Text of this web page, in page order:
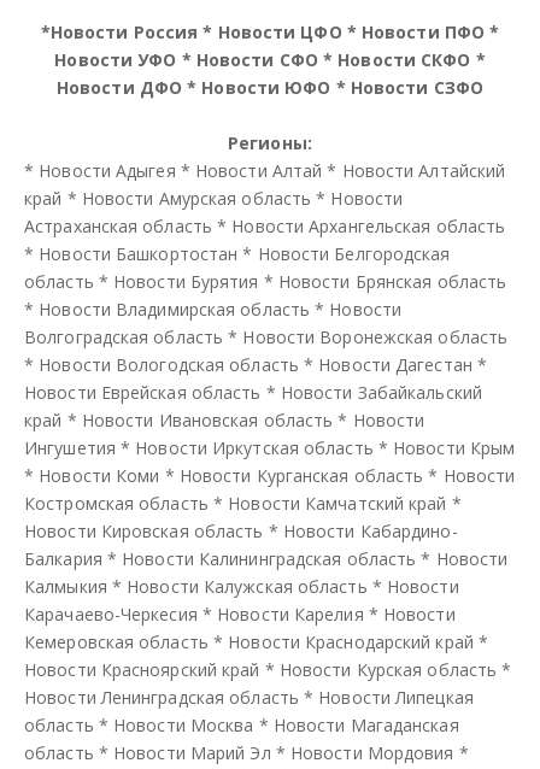
*Новости Россия * Новости ЦФО * Новости ПФО *
Новости УФО * Новости СФО * Новости СКФО *
Новости ДФО * Новости ЮФО * Новости СЗФО
Регионы:
* Новости Адыгея * Новости Алтай * Новости Алтайский
край * Новости Амурская область * Новости
Астраханская область * Новости Архангельская область
* Новости Башкортостан * Новости Белгородская
область * Новости Бурятия * Новости Брянская область
* Новости Владимирская область * Новости
Волгоградская область * Новости Воронежская область
* Новости Вологодская область * Новости Дагестан *
Новости Еврейская область * Новости Забайкальский
край * Новости Ивановская область * Новости
Ингушетия * Новости Иркутская область * Новости Крым
* Новости Коми * Новости Курганская область * Новости
Костромская область * Новости Камчатский край *
Новости Кировская область * Новости Кабардино-
Балкария * Новости Калининградская область * Новости
Калмыкия * Новости Калужская область * Новости
Карачаево-Черкесия * Новости Карелия * Новости
Кемеровская область * Новости Краснодарский край *
Новости Красноярский край * Новости Курская область *
Новости Ленинградская область * Новости Липецкая
область * Новости Москва * Новости Магаданская
область * Новости Марий Эл * Новости Мордовия *